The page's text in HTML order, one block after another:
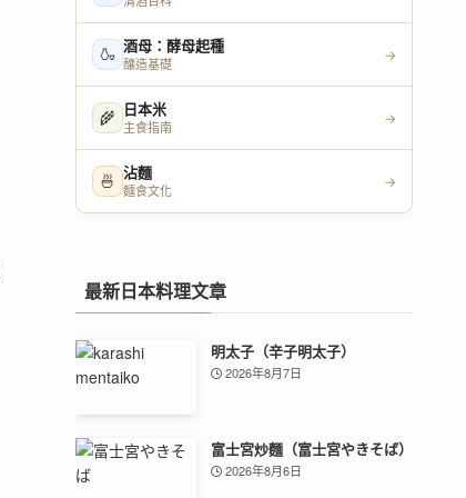
🍶 酒母：酵母起種
釀造基礎
→
🌾 日本米
主食指南
→
🍜 沾麵
麵食文化
→
最新日本料理文章
明太子（辛子明太子）
2026年8月7日
富士宮炒麵（富士宮やきそば）
2026年8月6日